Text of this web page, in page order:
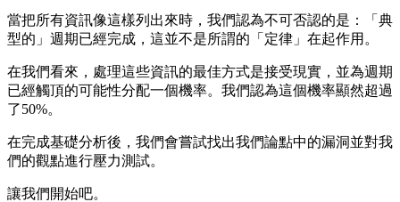
當把所有資訊像這樣列出來時，我們認為不可否認的是：「典
型的」週期已經完成，這並不是所謂的「定律」在起作用。
在我們看來，處理這些資訊的最佳方式是接受現實，並為週期
已經觸頂的可能性分配一個機率。我們認為這個機率顯然超過
了50%。
在完成基礎分析後，我們會嘗試找出我們論點中的漏洞並對我
們的觀點進行壓力測試。
讓我們開始吧。